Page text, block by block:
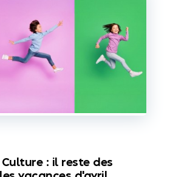
: il reste des